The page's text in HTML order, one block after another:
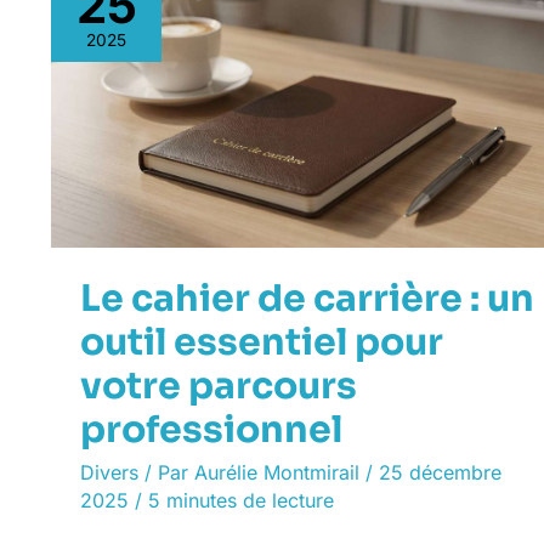
2025
Le cahier de carrière : un
outil essentiel pour
votre parcours
professionnel
Divers / Par Aurélie Montmirail / 25 décembre
2025 / 5 minutes de lecture
cahier
de
carrière
:
un
outil
essentiel
pour
professionnel